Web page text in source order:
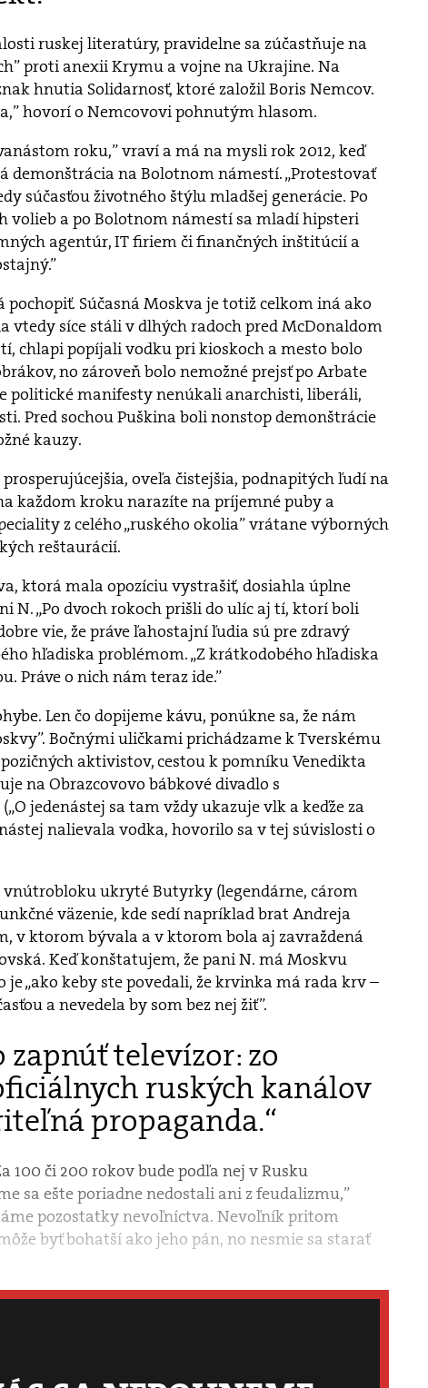
ruskej literatúry, pravidelne sa zúčastňuje na
proti anexii Krymu a vojne na Ukrajine. Na
hnutia Solidarnosť, ktoré založil Boris Nemcov.
hovorí o Nemcovovi pohnutým hlasom.
roku,” vraví a má na mysli rok 2012, keď
demonštrácia na Bolotnom námestí. „Protestovať
súčasťou životného štýlu mladšej generácie. Po
volieb a po Bolotnom námestí sa mladí hipsteri
agentúr, IT firiem či finančných inštitúcií a
pochopiť. Súčasná Moskva je totiž celkom iná ako
vtedy síce stáli v dlhých radoch pred McDonaldom
chlapi popíjali vodku pri kioskoch a mesto bolo
no zároveň bolo nemožné prejsť po Arbate
politické manifesty nenúkali anarchisti, liberáli,
Pred sochou Puškina boli nonstop demonštrácie
kauzy.
oveľa čistejšia, podnapitých ľudí na
každom kroku narazíte na príjemné puby a
z celého „ruského okolia” vrátane výborných
reštaurácií.
ktorá mala opozíciu vystrašiť, dosiahla úplne
N. „Po dvoch rokoch prišli do ulíc aj tí, ktorí boli
vie, že práve ľahostajní ľudia sú pre zdravý
hľadiska problémom. „Z krátkodobého hľadiska
Práve o nich nám teraz ide.”
Len čo dopijeme kávu, ponúkne sa, že nám
Bočnými uličkami prichádzame k Tverskému
aktivistov, cestou k pomníku Venedikta
na Obrazcovovo bábkové divadlo s
jedenástej sa tam vždy ukazuje vlk a keďže za
nalievala vodka, hovorilo sa v tej súvislosti o
ukryté Butyrky (legendárne, cárom
väzenie, kde sedí napríklad brat Andreja
v ktorom bývala a v ktorom bola aj zavraždená
Keď konštatujem, že pani N. má Moskvu
je „ako keby ste povedali, že krvinka má rada krv –
a nevedela by som bez nej žiť”.
zapnúť televízor: zo
ruských kanálov
propaganda.“
100 či 200 rokov bude podľa nej v Rusku
sa ešte poriadne nedostali ani z feudalizmu,”
pozostatky nevoľníctva. Nevoľník pritom
byť bohatší ako jeho pán, no nesmie sa starať